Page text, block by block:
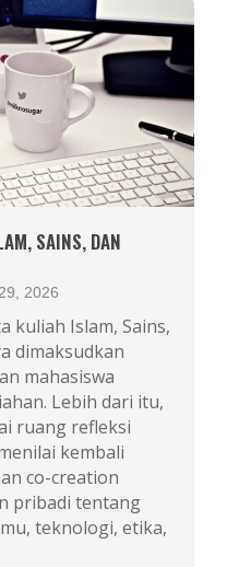
SAINS, DAN
2026
kuliah Islam, Sains,
dimaksudkan
mahasiswa
Lebih dari itu,
ruang refleksi
kembali
co-creation
pribadi tentang
teknologi, etika,